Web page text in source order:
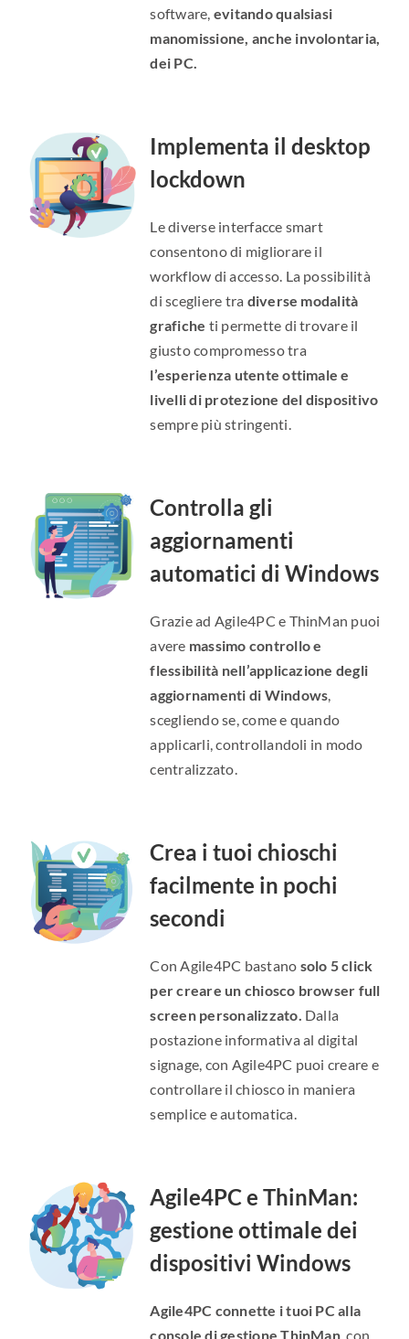
software, evitando qualsiasi
manomissione, anche involontaria,
dei PC.
Implementa il desktop
lockdown
Le diverse interfacce smart
consentono di migliorare il
workflow di accesso. La possibilità
di scegliere tra diverse modalità
grafiche ti permette di trovare il
giusto compromesso tra
l’esperienza utente ottimale e
livelli di protezione del dispositivo
sempre più stringenti.
Controlla gli
aggiornamenti
automatici di Windows
Grazie ad Agile4PC e ThinMan puoi
avere massimo controllo e
flessibilità nell’applicazione degli
aggiornamenti di Windows,
scegliendo se, come e quando
applicarli, controllandoli in modo
centralizzato.
Crea i tuoi chioschi
facilmente in pochi
secondi
Con Agile4PC bastano solo 5 click
per creare un chiosco browser full
screen personalizzato. Dalla
postazione informativa al digital
signage, con Agile4PC puoi creare e
controllare il chiosco in maniera
semplice e automatica.
Agile4PC e ThinMan:
gestione ottimale dei
dispositivi Windows
Agile4PC connette i tuoi PC alla
console di gestione ThinMan, con